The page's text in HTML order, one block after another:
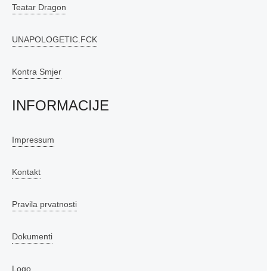
Teatar Dragon
UNAPOLOGETIC.FCK
Kontra Smjer
INFORMACIJE
Impressum
Kontakt
Pravila prvatnosti
Dokumenti
Logo